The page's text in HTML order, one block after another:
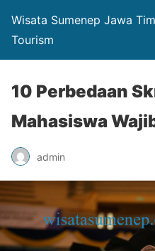
Wisata Sumenep Jawa
Tourism
10 Perbedaan
Mahasiswa
admin